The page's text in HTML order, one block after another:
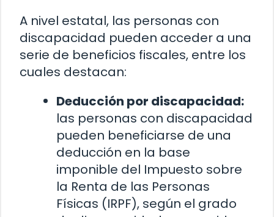
A nivel estatal, las personas con
discapacidad pueden acceder a una
serie de beneficios fiscales, entre los
cuales destacan:
Deducción por discapacidad:
las personas con discapacidad
pueden beneficiarse de una
deducción en la base
imponible del Impuesto sobre
la Renta de las Personas
Físicas (IRPF), según el grado